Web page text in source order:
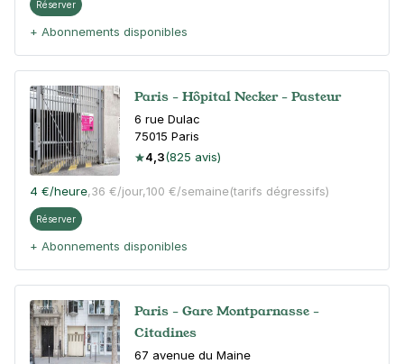
Réserver
+ Abonnements disponibles
Paris - Hôpital Necker - Pasteur
6 rue Dulac
75015 Paris
4,3(825 avis)
4 €/heure,36 €/jour,100 €/semaine(tarifs dégressifs)
Réserver
+ Abonnements disponibles
Paris - Gare Montparnasse -
Citadines
67 avenue du Maine